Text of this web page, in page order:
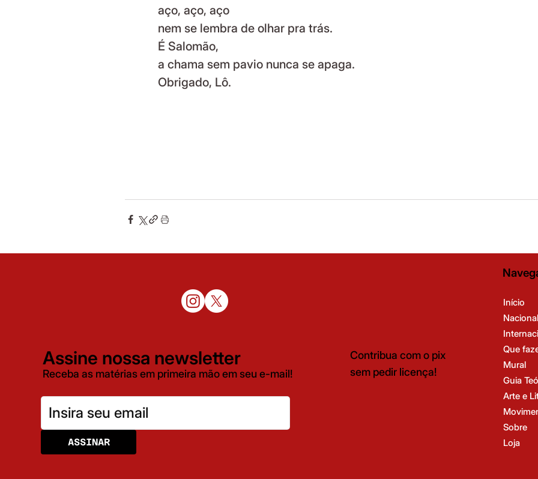
aço, aço, aço
nem se lembra de olhar pra trás.
É Salomão,
a chama sem pavio nunca se apaga.
Obrigado, Lô.
Assine nossa newsletter
Receba as matérias em primeira mão em seu e-mail!
ASSINAR
Contribua com o pix
sem pedir licença!
Início
Nacional
Que
Mural
Guia
Arte e
Sobre
Loja